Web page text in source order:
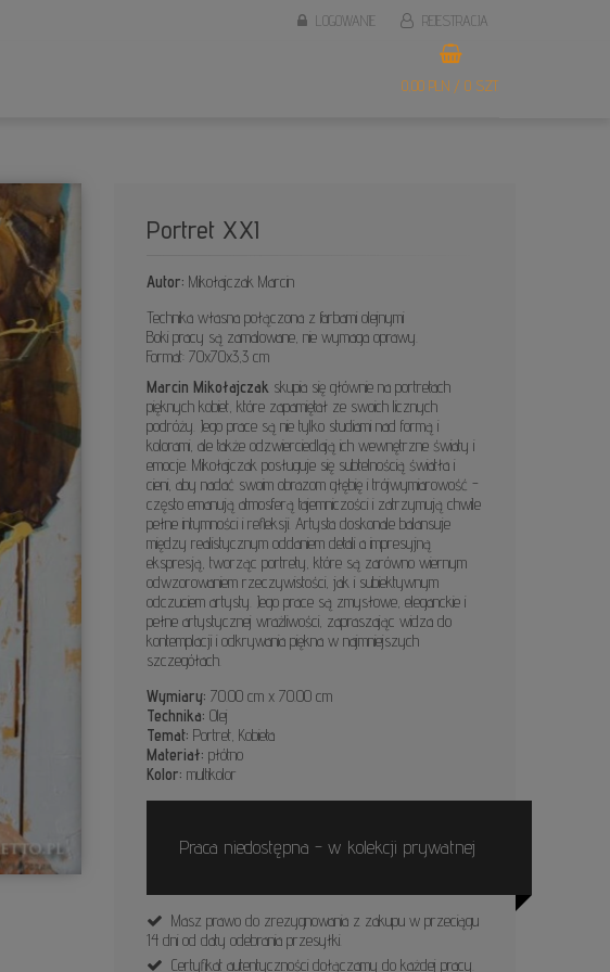
LOGOWANIE REJESTRACJA
0,00 PLN / 0 SZT.
Portret XXI
Autor: Mikołajczak Marcin
Technika własna połączona z farbami olejnymi
Boki pracy są zamalowane, nie wymaga oprawy.
Format: 70x70x3,3 cm
Marcin Mikołajczak skupia się głównie na portretach
pięknych kobiet, które zapamiętał ze swoich licznych
podróży. Jego prace są nie tylko studiami nad formą i
kolorami, ale także odzwierciedlają ich wewnętrzne światy i
emocje. Mikołajczak posługuje się subtelnością światła i
cieni, aby nadać swoim obrazom głębię i trójwymiarowość -
często emanują atmosferą tajemniczości i zatrzymują chwile
pełne intymności i refleksji. Artysta doskonale balansuje
między realistycznym oddaniem detali a impresyjną
ekspresją, tworząc portrety, które są zarówno wiernym
odwzorowaniem rzeczywistości, jak i subiektywnym
odczuciem artysty. Jego prace są zmysłowe, eleganckie i
pełne artystycznej wrażliwości, zapraszając widza do
kontemplacji i odkrywania piękna w najmniejszych
szczegółach.
Wymiary: 70.00 cm x 70.00 cm
Technika: Olej
Temat: Portret, Kobieta
Materiał: płótno
Kolor: multikolor
Praca niedostępna - w kolekcji prywatnej
Masz prawo do zrezygnowania z zakupu w przeciągu
14 dni od daty odebrania przesyłki.
Certyfikat autentyczności dołączamy do każdej pracy.